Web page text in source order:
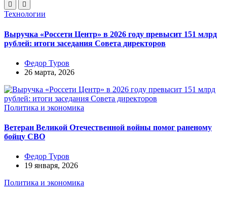
Технологии
Выручка «Россети Центр» в 2026 году превысит 151 млрд
рублей: итоги заседания Совета директоров
Федор Туров
26 марта, 2026
Политика и экономика
Ветеран Великой Отечественной войны помог раненому
бойцу СВО
Федор Туров
19 января, 2026
Политика и экономика